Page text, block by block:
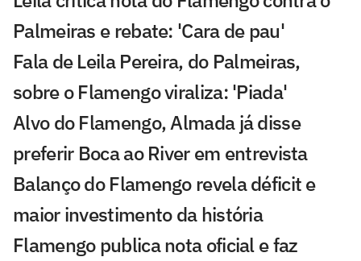
Palmeiras e rebate: 'Cara de pau'
Fala de Leila Pereira, do Palmeiras,
sobre o Flamengo viraliza: 'Piada'
Alvo do Flamengo, Almada já disse
preferir Boca ao River em entrevista
Balanço do Flamengo revela déficit e
maior investimento da história
Flamengo publica nota oficial e faz